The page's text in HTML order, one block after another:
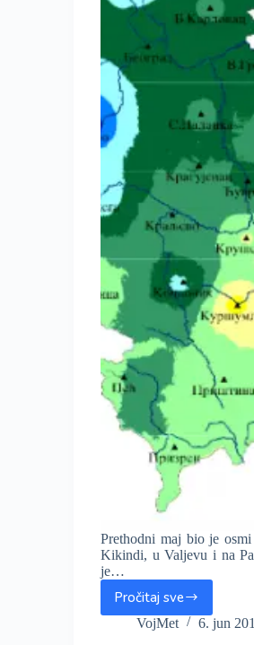
Prethodni maj bio je
Kikindi, u Valjevu i na
je…
Pročitaj sve
Maj
2019.
VojMet 6. jun